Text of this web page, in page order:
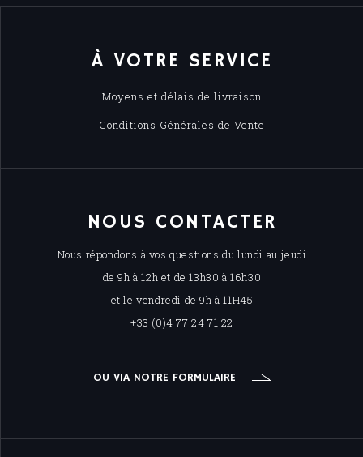
À VOTRE SERVICE
Moyens et délais de livraison
Conditions Générales de Vente
NOUS CONTACTER
Nous répondons à vos questions du lundi au jeudi
de 9h à 12h et de 13h30 à 16h30
et le vendredi de 9h à 11H45
+33 (0)4 77 24 71 22
OU VIA NOTRE FORMULAIRE